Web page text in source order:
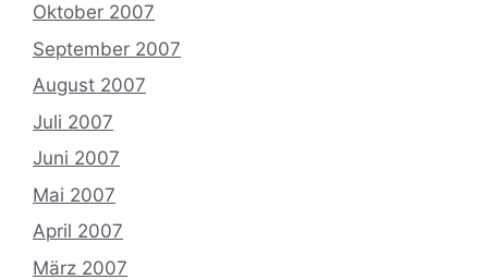
Oktober 2007
September 2007
August 2007
Juli 2007
Juni 2007
Mai 2007
April 2007
März 2007